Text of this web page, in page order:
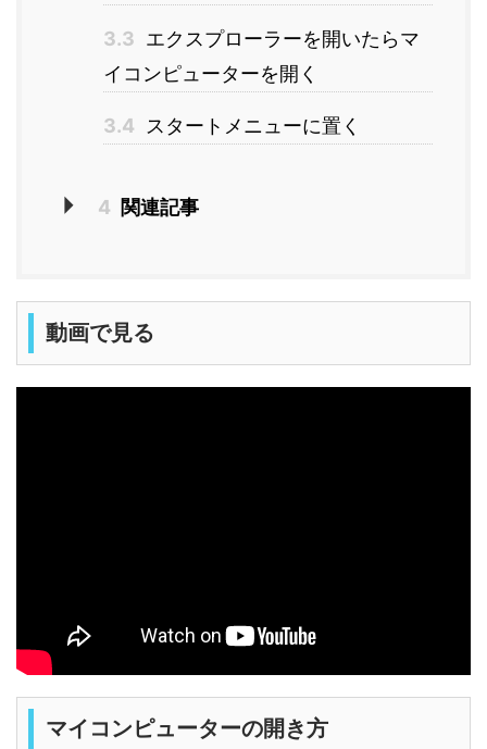
3.3 エクスプローラーを開いたらマ
イコンピューターを開く
3.4 スタートメニューに置く
4 関連記事
動画で見る
マイコンピューターの開き方